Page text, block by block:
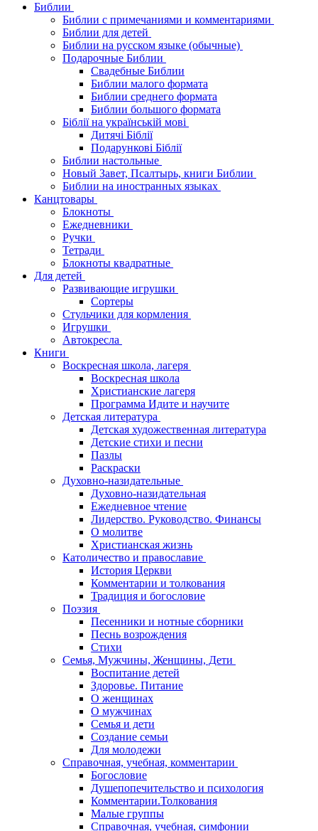
Библии
Библии с примечаниями и комментариями
Библии для детей
Библии на русском языке (обычные)
Подарочные Библии
Свадебные Библии
Библии малого формата
Библии среднего формата
Библии большого формата
Біблії на українській мові
Дитячі Біблії
Подарункові Біблії
Библии настольные
Новый Завет, Псалтырь, книги Библии
Библии на иностранных языках
Канцтовары
Блокноты
Ежедневники
Ручки
Тетради
Блокноты квадратные
Для детей
Развивающие игрушки
Сортеры
Стульчики для кормления
Игрушки
Автокресла
Книги
Воскресная школа, лагеря
Воскресная школа
Христианские лагеря
Программа Идите и научите
Детская литература
Детская художественная литература
Детские стихи и песни
Пазлы
Раскраски
Духовно-назидательные
Духовно-назидательная
Ежедневное чтение
Лидерство. Руководство. Финансы
О молитве
Христианская жизнь
Католичество и православие
История Церкви
Комментарии и толкования
Традиция и богословие
Поэзия
Песенники и нотные сборники
Песнь возрождения
Стихи
Семья, Мужчины, Женщины, Дети
Воспитание детей
Здоровье. Питание
О женщинах
О мужчинах
Семья и дети
Создание семьи
Для молодежи
Справочная, учебная, комментарии
Богословие
Душепопечительство и психология
Комментарии.Толкования
Малые группы
Справочная, учебная, симфонии